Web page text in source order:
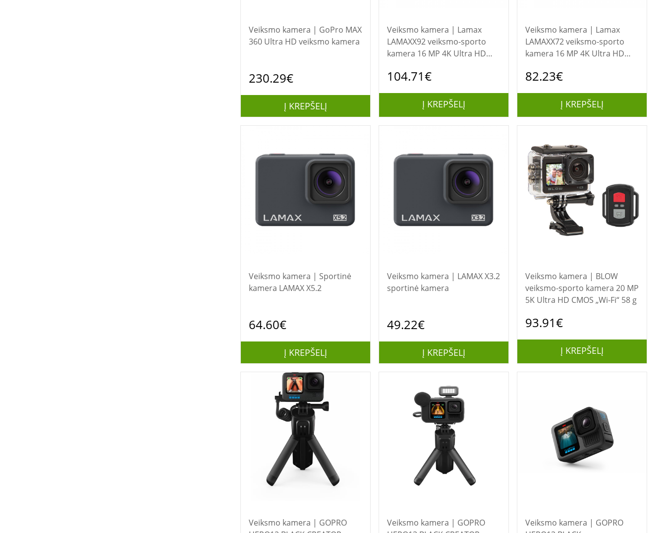
Veiksmo kamera | GoPro MAX
360 Ultra HD veiksmo kamera
230.29€
Į KREPŠELĮ
Veiksmo kamera | Lamax
LAMAXX92 veiksmo-sporto
kamera 16 MP 4K Ultra HD
104.71€
Į KREPŠELĮ
Veiksmo kamera | Lamax
LAMAXX72 veiksmo-sporto
kamera 16 MP 4K Ultra HD
82.23€
Į KREPŠELĮ
Veiksmo kamera | Sportinė
kamera LAMAX X5.2
64.60€
Į KREPŠELĮ
Veiksmo kamera | LAMAX X3.2
sportinė kamera
49.22€
Į KREPŠELĮ
Veiksmo kamera | BLOW
veiksmo-sporto kamera 20 MP
5K Ultra HD CMOS „Wi-Fi“ 58 g
93.91€
Į KREPŠELĮ
Veiksmo kamera | GOPRO
Veiksmo kamera | GOPRO
Veiksmo kamera | GOPRO